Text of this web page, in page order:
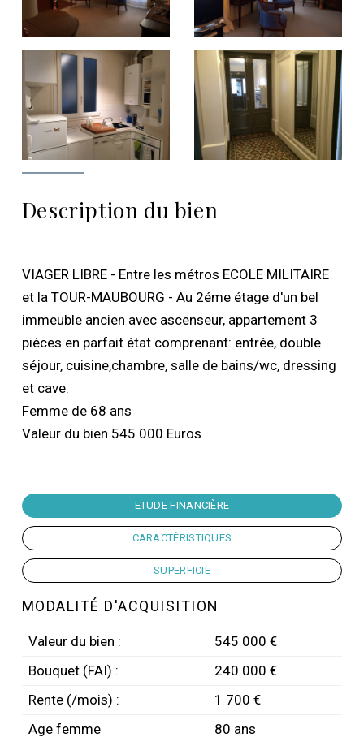
Description du bien
VIAGER LIBRE - Entre les métros ECOLE MILITAIRE
et la TOUR-MAUBOURG - Au 2éme étage d'un bel
immeuble ancien avec ascenseur, appartement 3
piéces en parfait état comprenant: entrée, double
séjour, cuisine,chambre, salle de bains/wc, dressing
et cave.
Femme de 68 ans
Valeur du bien 545 000 Euros
ETUDE FINANCIÈRE
CARACTÉRISTIQUES
SUPERFICIE
MODALITÉ D'ACQUISITION
Valeur du bien :
545 000 €
Bouquet (FAI) :
240 000 €
Rente (/mois) :
1 700 €
Age femme
80 ans